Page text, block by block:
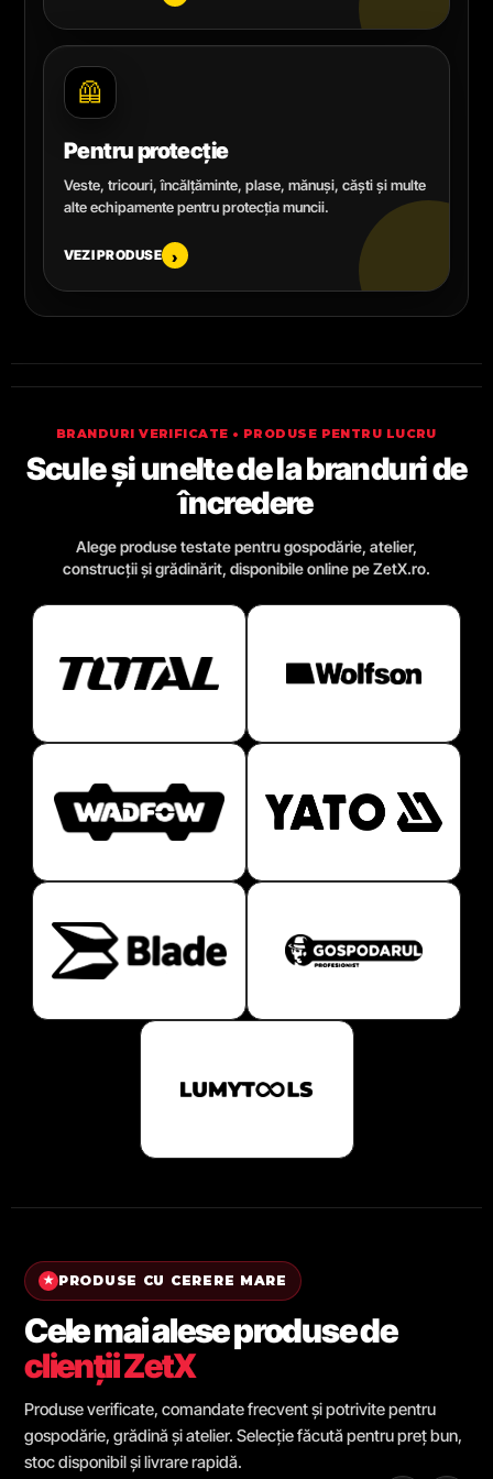
🦺
Pentru protecție
Veste, tricouri, încălțăminte, plase, mănuși, căști și multe
alte echipamente pentru protecția muncii.
VEZI PRODUSE ›
BRANDURI VERIFICATE • PRODUSE PENTRU LUCRU
Scule și unelte de la branduri de
încredere
Alege produse testate pentru gospodărie, atelier,
construcții și grădinărit, disponibile online pe ZetX.ro.
★ PRODUSE CU CERERE MARE
Cele mai alese produse de
clienții ZetX
Produse verificate, comandate frecvent și potrivite pentru
gospodărie, grădină și atelier. Selecție făcută pentru preț bun,
stoc disponibil și livrare rapidă.